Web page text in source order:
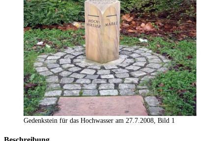
Gedenkstein für das Hochwasser am 27.7.2008, Bild 1